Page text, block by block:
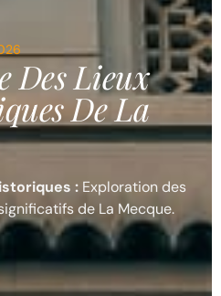
Des Lieux
De La
: Exploration des
de La Mecque.